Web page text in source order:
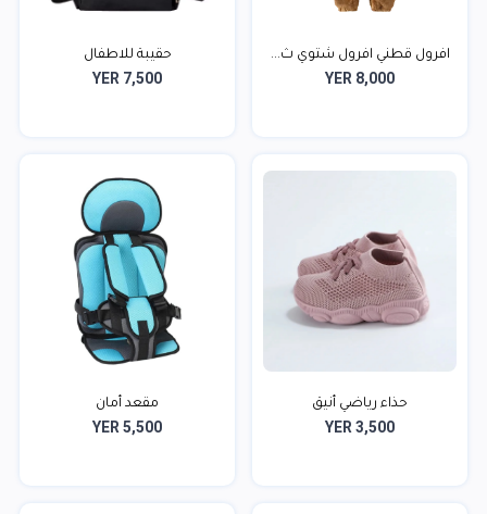
افرول قطني افرول شتوي ث...
YER 8,000
حقيبة للاطفال
YER 7,500
حذاء رياضي أنيق
YER 3,500
مقعد أمان
YER 5,500